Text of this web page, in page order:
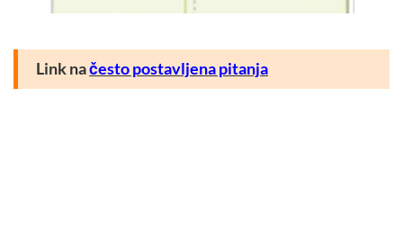
Link načesto postavljena pitanja